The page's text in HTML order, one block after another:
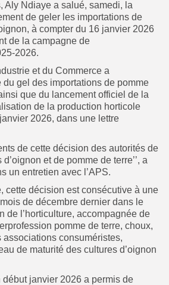
Aly Ndiaye a salué, samedi, la
de geler les importations de
à compter du 16 janvier 2026
de la campagne de
2026.
et du Commerce a
gel des importations de pomme
que du lancement officiel de la
de la production horticole
2026, dans une lettre
de cette décision des autorités de
et de pomme de terre’’, a
un entretien avec l’APS.
cette décision est consécutive à une
de décembre dernier dans le
de l’horticulture, accompagnée de
pomme de terre, choux,
associations consuméristes,
de maturité des cultures d’oignon
début janvier 2026 a permis de